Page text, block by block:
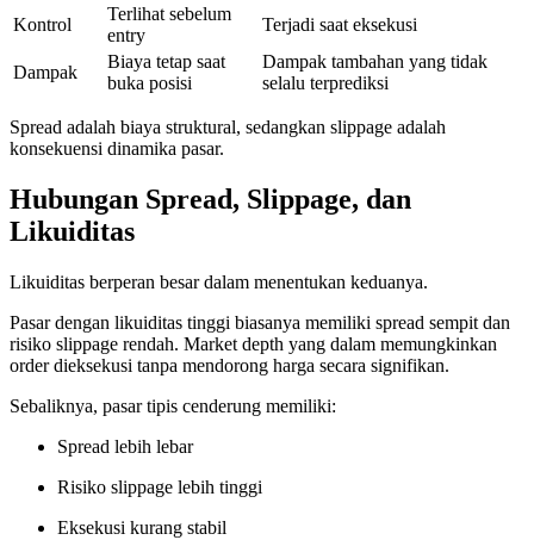
Kontrol
Terlihat sebelum
entry
Terjadi saat eksekusi
Dampak
Biaya tetap saat
buka posisi
Dampak tambahan yang tidak
selalu terprediksi
Spread adalah biaya struktural, sedangkan slippage adalah
konsekuensi dinamika pasar.
Hubungan Spread, Slippage, dan
Likuiditas
Likuiditas berperan besar dalam menentukan keduanya.
Pasar dengan likuiditas tinggi biasanya memiliki spread sempit dan
risiko slippage rendah. Market depth yang dalam memungkinkan
order dieksekusi tanpa mendorong harga secara signifikan.
Sebaliknya, pasar tipis cenderung memiliki:
Spread lebih lebar
Risiko slippage lebih tinggi
Eksekusi kurang stabil